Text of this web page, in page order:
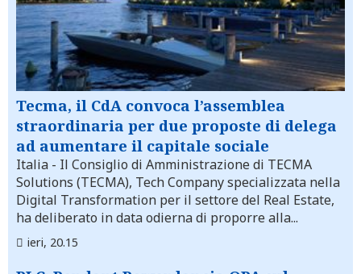
Tecma, il CdA convoca l’assemblea
straordinaria per due proposte di delega
ad aumentare il capitale sociale
Italia - Il Consiglio di Amministrazione di TECMA
Solutions (TECMA), Tech Company specializzata nella
Digital Transformation per il settore del Real Estate,
ha deliberato in data odierna di proporre alla...
ieri, 20.15